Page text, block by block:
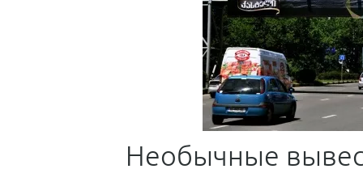
Необычные